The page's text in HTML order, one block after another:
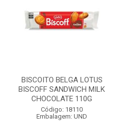
BISCOITO BELGA LOTUS
BISCOFF SANDWICH MILK
CHOCOLATE 110G
Código: 18110
Embalagem: UND